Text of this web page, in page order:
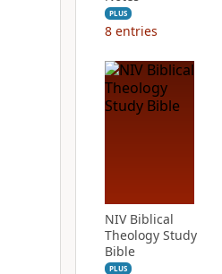
PLUS
8 entries
NIV Biblical
Theology Study
Bible
PLUS